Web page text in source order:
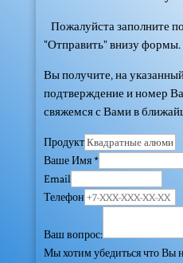
Пожалуйста заполните
"Отправить" внизу формы.
Вы получите, на
подтверждение и номер
свяжемся с Вами в
Продукт
Ваше Имя *
Email
Телефон
Ваш вопрос:
Мы хотим убедиться что Вы